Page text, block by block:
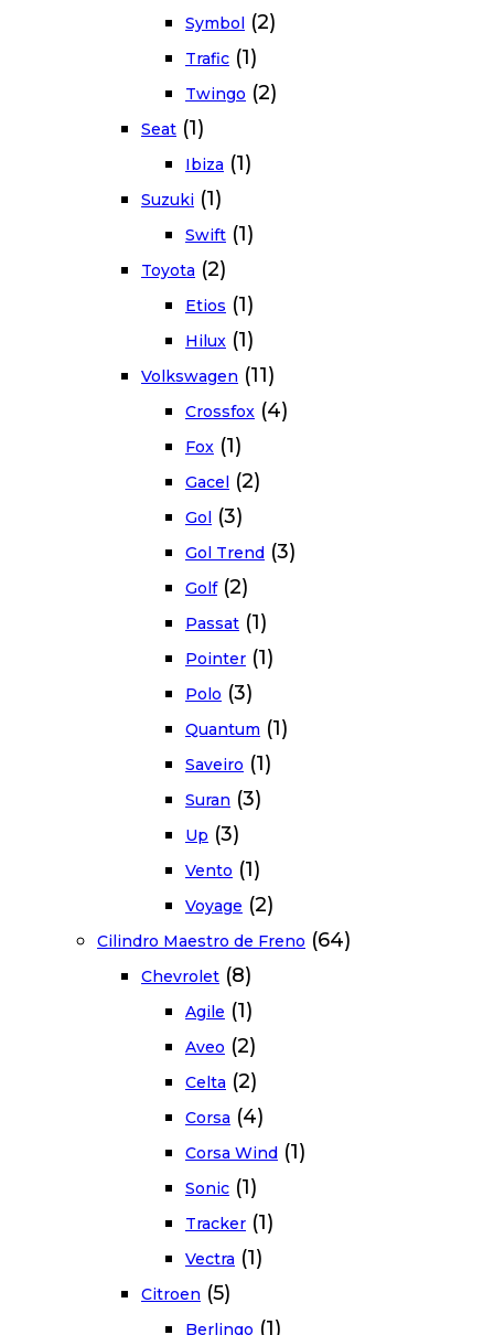
Symbol (2)
Trafic (1)
Twingo (2)
Seat (1)
Ibiza (1)
Suzuki (1)
Swift (1)
Toyota (2)
Etios (1)
Hilux (1)
Volkswagen (11)
Crossfox (4)
Fox (1)
Gacel (2)
Gol (3)
Gol Trend (3)
Golf (2)
Passat (1)
Pointer (1)
Polo (3)
Quantum (1)
Saveiro (1)
Suran (3)
Up (3)
Vento (1)
Voyage (2)
Cilindro Maestro de Freno (64)
Chevrolet (8)
Agile (1)
Aveo (2)
Celta (2)
Corsa (4)
Corsa Wind (1)
Sonic (1)
Tracker (1)
Vectra (1)
Citroen (5)
Berlingo (1)